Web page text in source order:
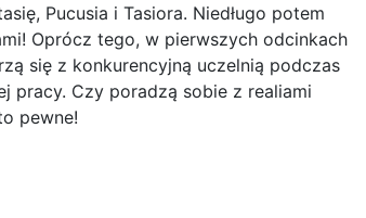
Pucusia i Tasiora. Niedługo potem
Oprócz tego, w pierwszych odcinkach
się z konkurencyjną uczelnią podczas
pracy. Czy poradzą sobie z realiami
pewne!